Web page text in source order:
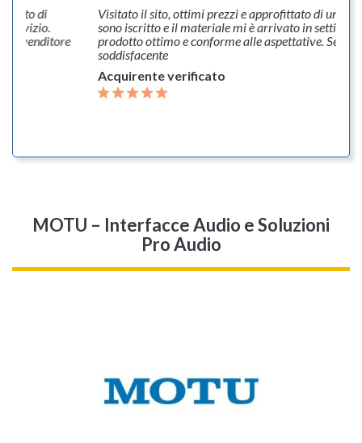
di
il venditore
Visitato il sito, ottimi prezzi e approfittato di una
sono iscritto e il materiale mi è arrivato in settimana,
prodotto ottimo e conforme alle aspettative.
soddisfacente
Acquirente verificato
MOTU – Interfacce Audio e Soluzioni
Pro Audio